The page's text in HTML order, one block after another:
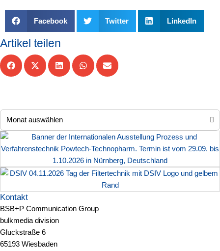
Facebook Twitter LinkedIn
Artikel teilen
Kontakt
BSB+P Communication Group
bulkmedia division
Gluckstraße 6
65193 Wiesbaden